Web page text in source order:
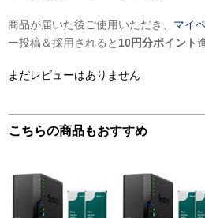
商品が届いた後ご使用いただき、 マイ
ー投稿＆採用されると 10円分ポイント
まだレビューはありません
こちらの商品もおすすめ